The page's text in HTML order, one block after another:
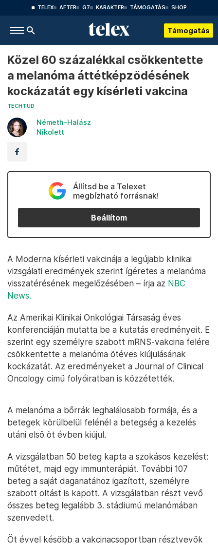
TELEX AFTER G7 KARAKTER TÁMOGATÁS SHOP
Támogatás
Közel 60 százalékkal csökkentette
a melanóma áttétképződésének
kockázatát egy kísérleti vakcina
TECHTUD
Németh-Halász
Nikolett
Állítsd be a Telexet
megbízható forrásnak!
Beállítom
A Moderna kísérleti vakcinája a legújabb klinikai
vizsgálati eredmények szerint ígéretes a melanóma
visszatérésének megelőzésében – írja az NBC
News.
Az Amerikai Klinikai Onkológiai Társaság éves
konferenciáján mutatta be a kutatás eredményeit. E
szerint egy személyre szabott mRNS-vakcina felére
csökkentette a melanóma ötéves kiújulásának
kockázatát. Az eredményeket a Journal of Clinical
Oncology című folyóiratban is közzétették.
A melanóma a bőrrák leghalálosabb formája, és a
betegek körülbelül felénél a betegség a kezelés
utáni első öt évben kiújul.
A vizsgálatban 50 beteg kapta a szokásos kezelést:
műtétet, majd egy immunterápiát. További 107
beteg a saját daganatához igazított, személyre
szabott oltást is kapott. A vizsgálatban részt vevő
összes beteg legalább 3. stádiumú melanómában
szenvedett.
Öt évvel később a vakcinacsoportban résztvevők